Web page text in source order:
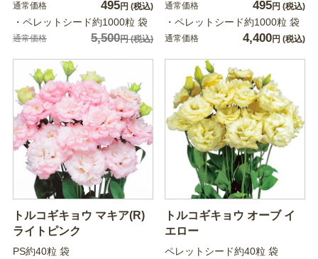
通常価格 495円 (税込)
・ペレットシード約1000粒 袋
通常価格 5,500円(税込)
通常価格 495円 (税込)
・ペレットシード約1000粒 袋
通常価格 4,400円 (税込)
トルコギキョウ マキア(R)
ライトピンク
PS約40粒 袋
トルコギキョウ オーブ イ
エロー
ペレットシード約40粒 袋